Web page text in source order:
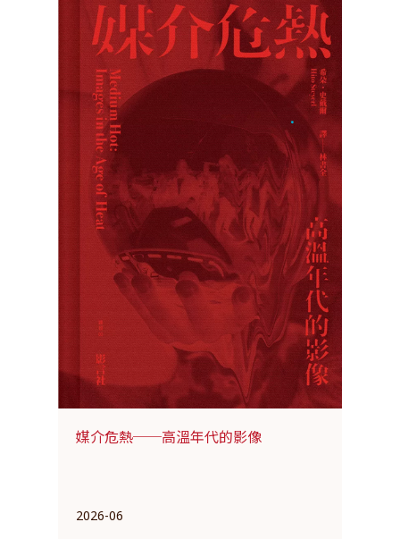
媒介危熱──高溫年代的影像
2026-06